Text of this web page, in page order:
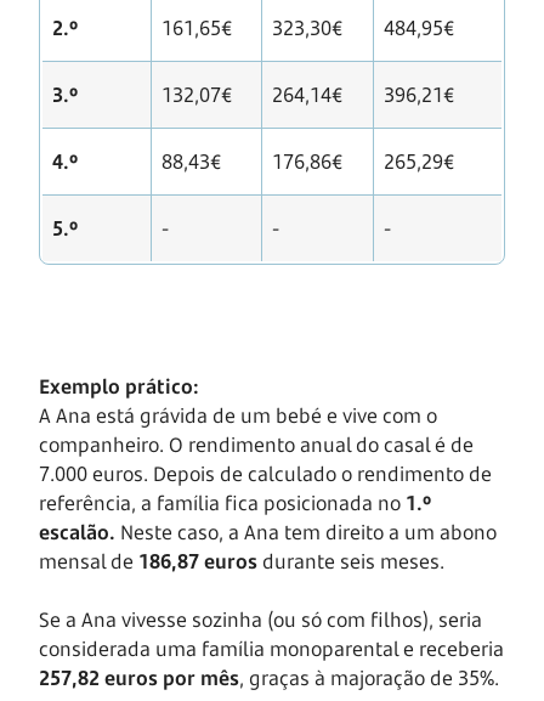
2.º 161,65€ 323,30€ 484,95€
3.º 132,07€ 264,14€ 396,21€
4.º 88,43€ 176,86€ 265,29€
5.º - - -
Exemplo prático:
A Ana está grávida de um bebé e vive com o
companheiro. O rendimento anual do casal é de
7.000 euros. Depois de calculado o rendimento de
referência, a família fica posicionada no 1.º
escalão. Neste caso, a Ana tem direito a um abono
mensal de 186,87 euros durante seis meses.
Se a Ana vivesse sozinha (ou só com filhos), seria
considerada uma família monoparental e receberia
257,82 euros por mês, graças à majoração de 35%.